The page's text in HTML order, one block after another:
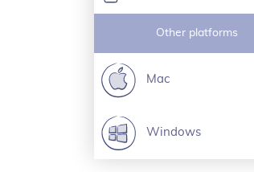
Other platforms
Mac
Windows